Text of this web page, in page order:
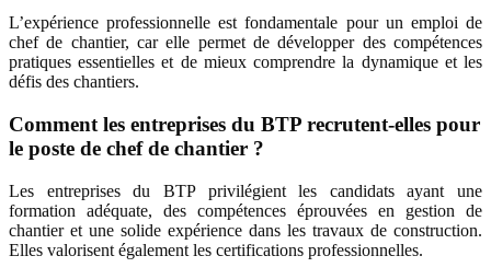
L’expérience professionnelle est fondamentale pour un emploi de
chef de chantier, car elle permet de développer des compétences
pratiques essentielles et de mieux comprendre la dynamique et les
défis des chantiers.
Comment les entreprises du BTP recrutent-elles pour
le poste de chef de chantier ?
Les entreprises du BTP privilégient les candidats ayant une
formation adéquate, des compétences éprouvées en gestion de
chantier et une solide expérience dans les travaux de construction.
Elles valorisent également les certifications professionnelles.